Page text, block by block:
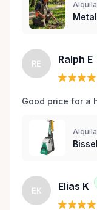
RE Ralph E
Good price for a
EK Elias K